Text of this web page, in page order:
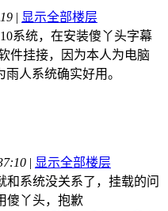
| 显示全部楼层
系统，在安装傻丫头字幕
件挂接，因为本人为电脑
人系统确实好用。
| 显示全部楼层
和系统没关系了，挂载的问
傻丫头，抱歉